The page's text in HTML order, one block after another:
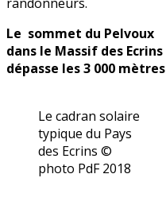
Le sommet du Pelvoux
dans le Massif des Ecrins
dépasse les 3 000 mètres
Le cadran solaire
typique du Pays
des Ecrins ©
photo PdF 2018